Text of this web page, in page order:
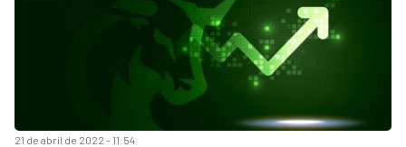
21 de abril de 2022 - 11:54